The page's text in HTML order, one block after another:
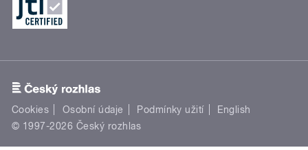
Cookies Osobní údaje Podmínky užití
English
© 1997-2026 Český rozhlas